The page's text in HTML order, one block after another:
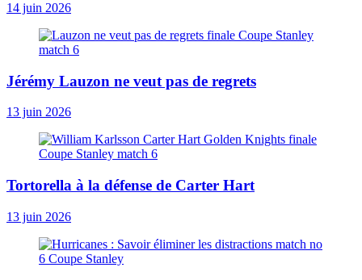
14 juin 2026
Jérémy Lauzon ne veut pas de regrets
13 juin 2026
Tortorella à la défense de Carter Hart
13 juin 2026